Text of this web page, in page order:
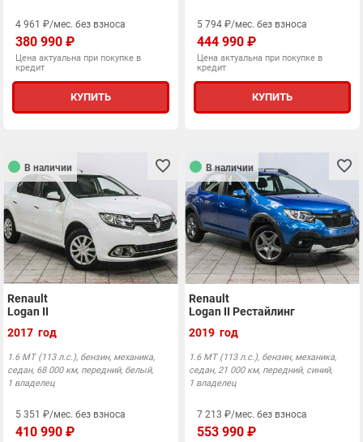
4 961 ₽/мес. без взноса
380 990 ₽
Цена актуальна при покупке в
кредит
КУПИТЬ
5 794 ₽/мес. без взноса
444 990 ₽
Цена актуальна при покупке в
кредит
КУПИТЬ
В наличии
Renault
Logan II
2017 год
1.6 MT (113 л.с.), бензин, механика,
седан, 68 000 км, передний, белый,
1 владелец
5 351 ₽/мес. без взноса
410 990 ₽
В наличии
Renault
Logan II Рестайлинг
2019 год
1.6 MT (113 л.с.), бензин, механика,
седан, 21 000 км, передний, синий,
1 владелец
7 213 ₽/мес. без взноса
553 990 ₽